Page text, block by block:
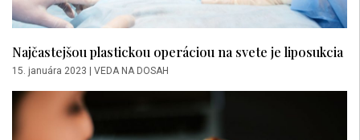
Najčastejšou plastickou operáciou na svete je liposukcia
15. januára 2023 VEDA NA DOSAH